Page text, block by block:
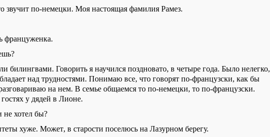
звучит по-немецки. Моя настоящая фамилия Рамез.
француженка.
билингвами. Говорить я научился поздновато, в четыре года. Было нелегко,
над трудностями. Понимаю все, что говорят по-французски, как бы
на нем. В семье общаемся то по-немецки, то по-французски.
у дядей в Лионе.
хотел бы?
хуже. Может, в старости поселюсь на Лазурном берегу.